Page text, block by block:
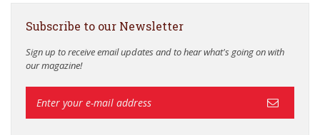
Subscribe to our Newsletter
Sign up to receive email updates and to hear what's going on with
our magazine!